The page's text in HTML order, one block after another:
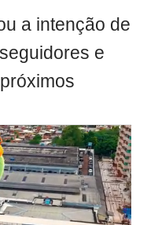
a intenção de
e